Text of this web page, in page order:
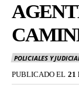
POLICIALES Y
PUBLICADO EL 21